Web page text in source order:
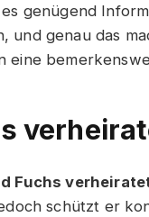
genügend
und genau das
Fuchs
schützt er